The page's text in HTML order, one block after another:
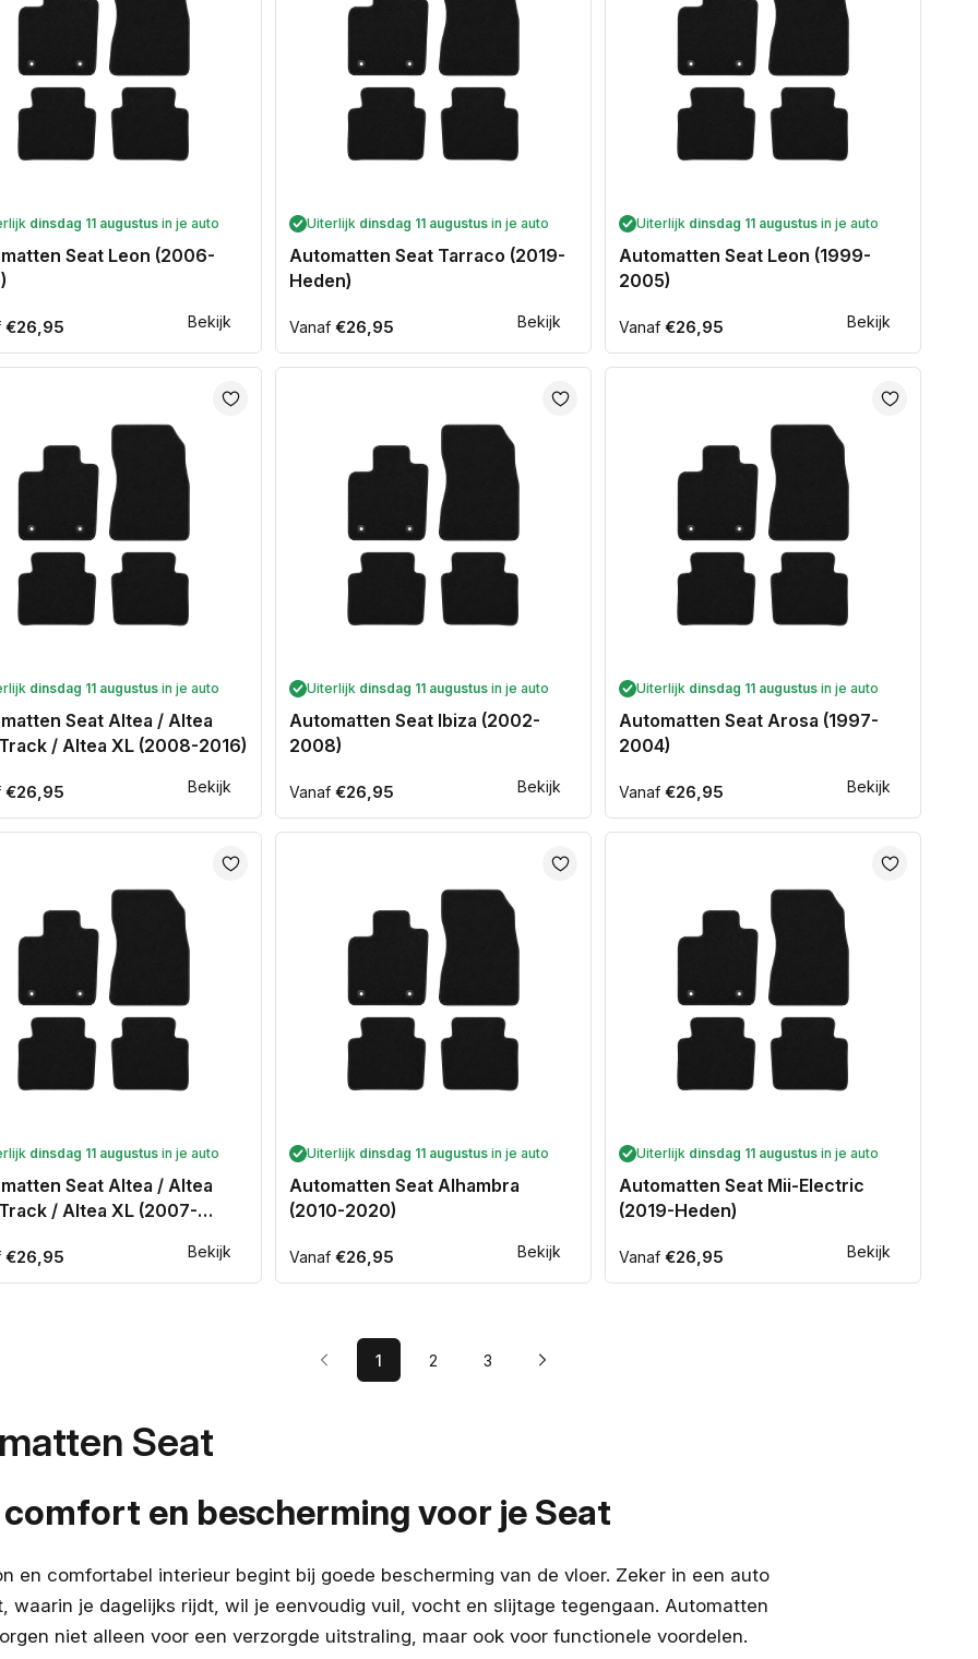
Bekijk
dinsdag 11 augustus in je auto
Seat Leon (2006-
€26,95 Bekijk
Uiterlijk dinsdag 11 augustus in je auto
Automatten Seat Tarraco (2019-
Heden)
Normale
prijs
Vanaf €26,95 Bekijk
Uiterlijk dinsdag 11 augustus in je auto
Automatten Seat Leon (1999-
2005)
Normale
prijs
Vanaf €26,95
Bekijk
dinsdag 11 augustus in je auto
Seat Altea / Altea
/ Altea XL (2008-2016)
€26,95 Bekijk
Uiterlijk dinsdag 11 augustus in je auto
Automatten Seat Ibiza (2002-
2008)
Normale
prijs
Vanaf €26,95 Bekijk
Uiterlijk dinsdag 11 augustus in je auto
Automatten Seat Arosa (1997-
2004)
Normale
prijs
Vanaf €26,95
Bekijk
dinsdag 11 augustus in je auto
Seat Altea / Altea
/ Altea XL (2007-
€26,95 Bekijk
Uiterlijk dinsdag 11 augustus in je auto
Automatten Seat Alhambra
(2010-2020)
Normale
prijs
Vanaf €26,95 Bekijk
Uiterlijk dinsdag 11 augustus in je auto
Automatten Seat Mii-Electric
(2019-Heden)
Normale
prijs
Vanaf €26,95
1 2 3
Seat
en bescherming voor je Seat
en comfortabel interieur begint bij goede bescherming van de vloer. Zeker in een auto
waarin je dagelijks rijdt, wil je eenvoudig vuil, vocht en slijtage tegengaan. Automatten
niet alleen voor een verzorgde uitstraling, maar ook voor functionele voordelen.